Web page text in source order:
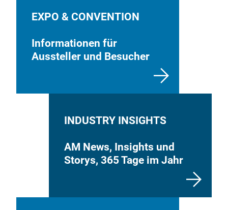
EXPO & CONVENTION
Informationen für
Aussteller und Besucher
INDUSTRY INSIGHTS
AM News, Insights und
Storys, 365 Tage im Jahr